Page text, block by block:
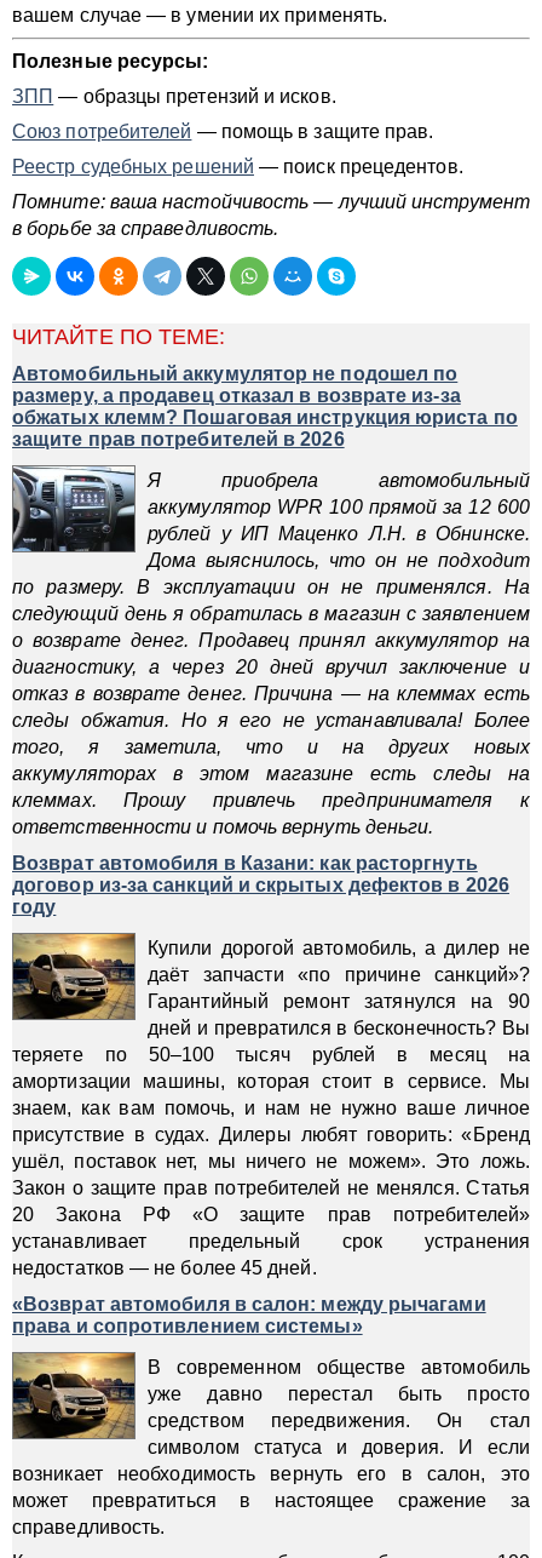
вашем случае — в умении их применять.
Полезные ресурсы:
ЗПП — образцы претензий и исков.
Союз потребителей — помощь в защите прав.
Реестр судебных решений — поиск прецедентов.
Помните: ваша настойчивость — лучший инструмент
в борьбе за справедливость.
ЧИТАЙТЕ ПО ТЕМЕ:
Автомобильный аккумулятор не подошел по
размеру, а продавец отказал в возврате из-за
обжатых клемм? Пошаговая инструкция юриста по
защите прав потребителей в 2026
Я приобрела автомобильный
аккумулятор WPR 100 прямой за 12 600
рублей у ИП Маценко Л.Н. в Обнинске.
Дома выяснилось, что он не подходит
по размеру. В эксплуатации он не применялся. На
следующий день я обратилась в магазин с заявлением
о возврате денег. Продавец принял аккумулятор на
диагностику, а через 20 дней вручил заключение и
отказ в возврате денег. Причина — на клеммах есть
следы обжатия. Но я его не устанавливала! Более
того, я заметила, что и на других новых
аккумуляторах в этом магазине есть следы на
клеммах. Прошу привлечь предпринимателя к
ответственности и помочь вернуть деньги.
Возврат автомобиля в Казани: как расторгнуть
договор из-за санкций и скрытых дефектов в 2026
году
Купили дорогой автомобиль, а дилер не
даёт запчасти «по причине санкций»?
Гарантийный ремонт затянулся на 90
дней и превратился в бесконечность? Вы
теряете по 50–100 тысяч рублей в месяц на
амортизации машины, которая стоит в сервисе. Мы
знаем, как вам помочь, и нам не нужно ваше личное
присутствие в судах. Дилеры любят говорить: «Бренд
ушёл, поставок нет, мы ничего не можем». Это ложь.
Закон о защите прав потребителей не менялся. Статья
20 Закона РФ «О защите прав потребителей»
устанавливает предельный срок устранения
недостатков — не более 45 дней.
«Возврат автомобиля в салон: между рычагами
права и сопротивлением системы»
В современном обществе автомобиль
уже давно перестал быть просто
средством передвижения. Он стал
символом статуса и доверия. И если
возникает необходимость вернуть его в салон, это
может превратиться в настоящее сражение за
справедливость.